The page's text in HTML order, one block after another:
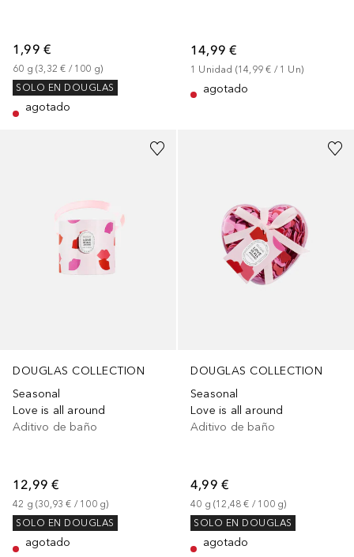
1,99 €
60 g (3,32 € / 100 g)
SOLO EN DOUGLAS
agotado
14,99 €
1 Unidad (14,99 € / 1 Un)
agotado
DOUGLAS COLLECTION
Seasonal
Love is all around
Aditivo de baño
12,99 €
42 g (30,93 € / 100 g)
SOLO EN DOUGLAS
agotado
DOUGLAS COLLECTION
Seasonal
Love is all around
Aditivo de baño
4,99 €
40 g (12,48 € / 100 g)
SOLO EN DOUGLAS
agotado